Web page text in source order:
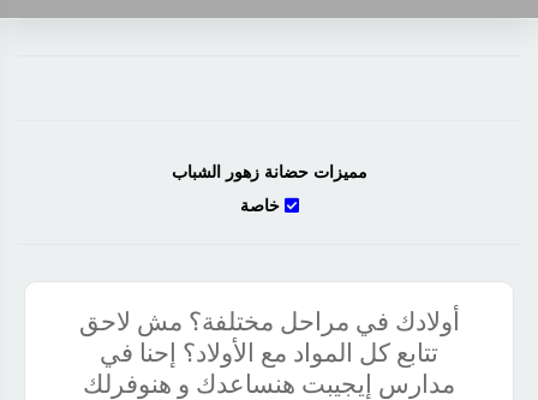
مميزات حضانة زهور الشباب
خاصة
أولادك في مراحل مختلفة؟ مش لاحق
تتابع كل المواد مع الأولاد؟ إحنا في
مدارس إيجيبت هنساعدك و هنوفرلك